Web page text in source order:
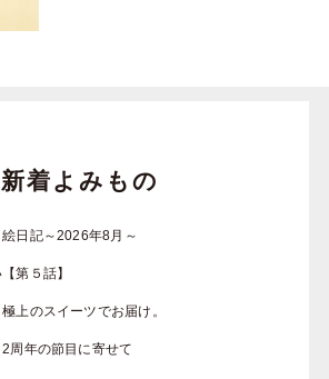
新着よみもの
日記～2026年8月～
第５話】
上のスイーツでお届け。
2周年の節目に寄せて